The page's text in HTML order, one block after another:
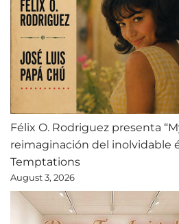
Félix O. Rodriguez presenta
reimaginación del inolvidable
Temptations
August 3, 2026